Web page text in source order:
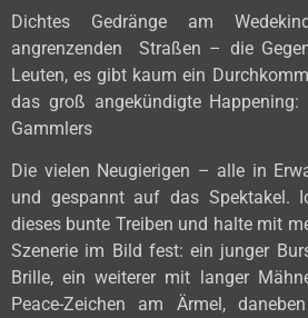
Dichtes Gedränge am
angrenzenden Straßen – die
Leuten, es gibt kaum ein
das groß angekündigte Happening:
Gammlers
Die vielen Neugierigen – alle in
und gespannt auf das Spektakel.
dieses bunte Treiben und halte mit
Szenerie im Bild fest: ein junger
Brille, ein weiterer mit langer
Peace-Zeichen am Ärmel,